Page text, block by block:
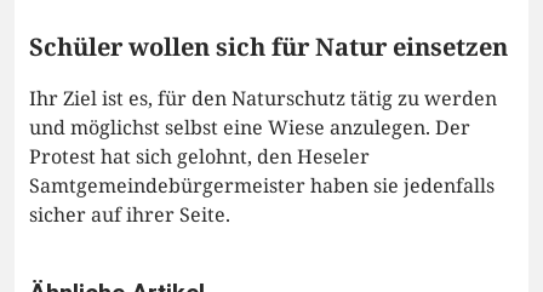
Schüler wollen sich für Natur einsetzen
Ihr Ziel ist es, für den Naturschutz tätig zu werden
und möglichst selbst eine Wiese anzulegen. Der
Protest hat sich gelohnt, den Heseler
Samtgemeindebürgermeister haben sie jedenfalls
sicher auf ihrer Seite.